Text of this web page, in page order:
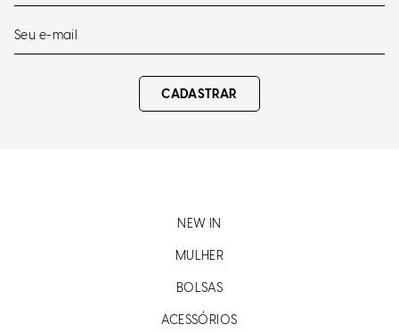
CADASTRAR
NEW IN
MULHER
BOLSAS
ACESSÓRIOS